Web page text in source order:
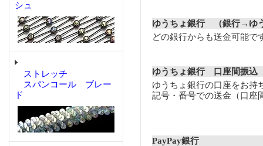
シュ
ストレッチ
スパンコール ブレー
ド
ゆうちょ銀行 （銀行→ゆ
どの銀行からも送金可能で
ゆうちょ銀行 口座間振込
ゆうちょ銀行の口座をお持
記号・番号での送金（口座
PayPay銀行